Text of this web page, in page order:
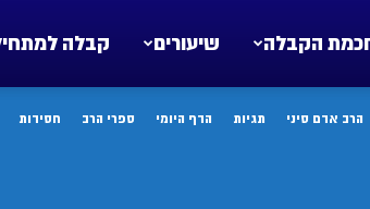
קבלה שיעורים הקבלה
הרב אדם סיני תגיות הדף היומי ספרי הרב חסידות